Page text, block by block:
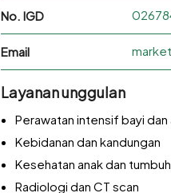
No. IGD
Email
Layanan unggulan
Perawatan intensif bayi dan
Kebidanan dan kandungan
Kesehatan anak dan
Radiologi dan CT scan